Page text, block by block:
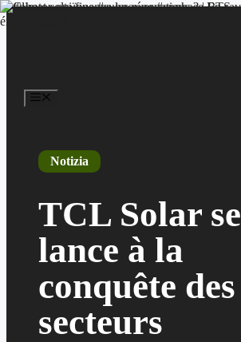
Vai
al
Notizia
TCL Solar se
lance à la
conquête des
secteurs